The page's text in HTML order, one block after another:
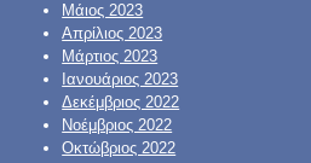
Μάιος 2023
Απρίλιος 2023
Μάρτιος 2023
Ιανουάριος 2023
Δεκέμβριος 2022
Νοέμβριος 2022
Οκτώβριος 2022